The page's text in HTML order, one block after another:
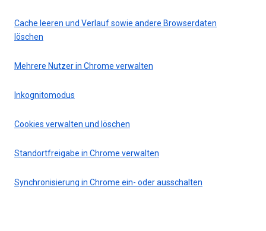
Cache leeren und Verlauf sowie andere Browserdaten
löschen
Mehrere Nutzer in Chrome verwalten
Inkognitomodus
Cookies verwalten und löschen
Standortfreigabe in Chrome verwalten
Synchronisierung in Chrome ein- oder ausschalten